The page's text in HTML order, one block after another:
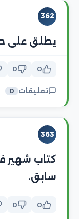
362
يطلق على
0
0
تعليقات 0
363
كتاب شهير
سابق.
0
0